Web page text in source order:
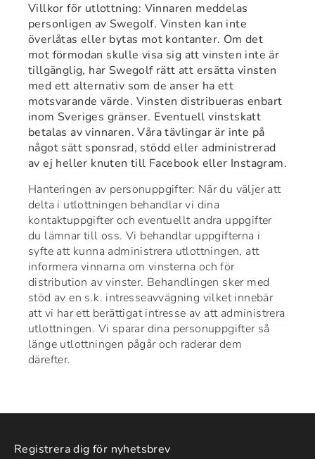
Villkor för utlottning: Vinnaren meddelas
personligen av Swegolf. Vinsten kan inte
överlåtas eller bytas mot kontanter. Om det
mot förmodan skulle visa sig att vinsten inte är
tillgänglig, har Swegolf rätt att ersätta vinsten
med ett alternativ som de anser ha ett
motsvarande värde. Vinsten distribueras enbart
inom Sveriges gränser. Eventuell vinstskatt
betalas av vinnaren. Våra tävlingar är inte på
något sätt sponsrad, stödd eller administrerad
av ej heller knuten till Facebook eller Instagram.
Hanteringen av personuppgifter: När du väljer att
delta i utlottningen behandlar vi dina
kontaktuppgifter och eventuellt andra uppgifter
du lämnar till oss. Vi behandlar uppgifterna i
syfte att kunna administrera utlottningen, att
informera vinnarna om vinsterna och för
distribution av vinster. Behandlingen sker med
stöd av en s.k. intresseavvägning vilket innebär
att vi har ett berättigat intresse av att administrera
utlottningen. Vi sparar dina personuppgifter så
länge utlottningen pågår och raderar dem
därefter.
Registrera dig för nyhetsbrev